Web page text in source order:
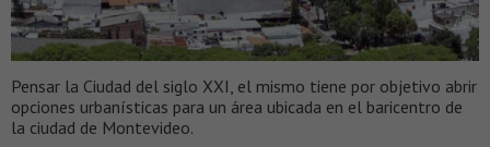
Pensar la Ciudad del siglo XXI, el mismo tiene por objetivo abrir
opciones urbanísticas para un área ubicada en el baricentro de
la ciudad de Montevideo.